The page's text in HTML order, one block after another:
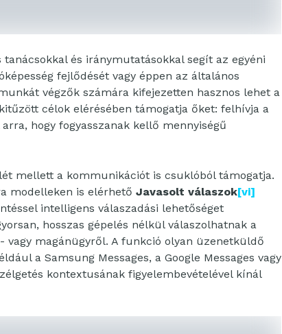
és iránymutatásokkal segít az egyéni
fejlődését vagy éppen az általános
végzők számára kifejezetten hasznos lehet a
célok elérésében támogatja őket: felhívja a
hogy fogyasszanak kellő mennyiségű
mellett a kommunikációt is csuklóból támogatja.
modelleken is elérhető Javasolt válaszok[vi]
intelligens válaszadási lehetőséget
hosszas gépelés nélkül válaszolhatnak a
vagy magánügyről. A funkció olyan üzenetküldő
a Samsung Messages, a Google Messages vagy
kontextusának figyelembevételével kínál